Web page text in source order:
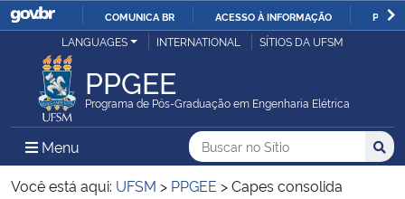
IR
COMUNICA BR ACESSO À INFORMAÇÃO
Ministério da Justiça e Segurança Pública
Ministério da Defesa
Ministério das Relações Exteriores
LANGUAGES INTERNATIONAL SÍTIOS DA UFSM
PPGEE
Programa de Pós-Graduação em Engenharia Elétrica
Menu Menu Principal do Sítio
Busca
Buscar no no Sítio
Busca:
Você está aqui: UFSM > PPGEE >Capes consolida